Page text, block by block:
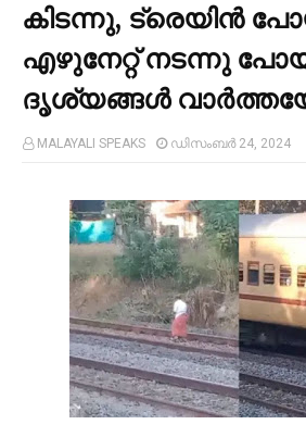
കിടന്നു, ട്രെയിൻ
എഴുനേറ്റ് നടന്നു
ദൃശ്യങ്ങൾ
MALAYALI SPEAKS ഡിസംബർ 24, 2024